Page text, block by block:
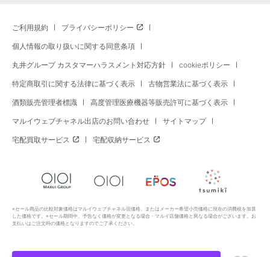
ご利用規約 プライバシーポリシー
個人情報の取り扱いに関する同意条項
丸井グループ カスタマーハラスメント対応方針 cookieポリシー
特定商取引に関する法律に基づく表示 古物営業法に基づく表示
酒類販売管理者標識 高度管理医療機器等販売許可に基づく表示
マルイウェブチャネル出店のお問い合わせ サイトマップ
宅配買取サービス 宅配収納サービス
※セール商品の比較対象価格はマルイウェブチャネル旧価格、またはメーカー希望小売価格に現在の消費税を加算
した価格です。※セール期間中、予告なく価格が変更となる場合・マルイ店舗価格と異なる場合がございます。お
支払いはご注文時の価格となりますのでご了承ください。